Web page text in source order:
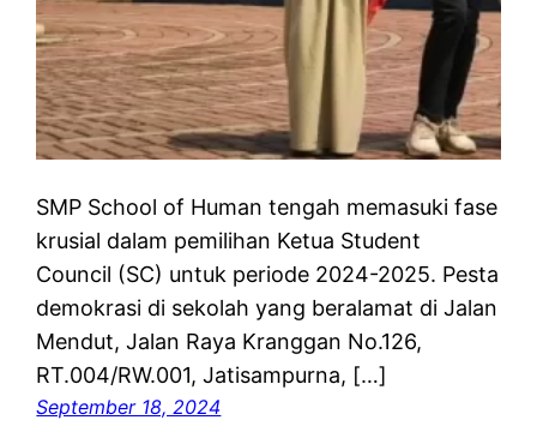
SMP School of Human tengah memasuki fase
krusial dalam pemilihan Ketua Student
Council (SC) untuk periode 2024-2025. Pesta
demokrasi di sekolah yang beralamat di Jalan
Mendut, Jalan Raya Kranggan No.126,
RT.004/RW.001, Jatisampurna, […]
September 18, 2024